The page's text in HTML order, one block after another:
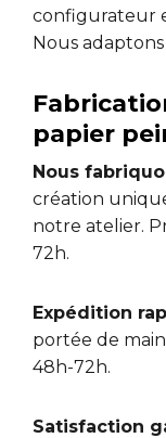
configurateur
Nous
papier
Nous
création
notre atelier.
72h.
Expédition
portée de
48h-72h.
Satisfaction